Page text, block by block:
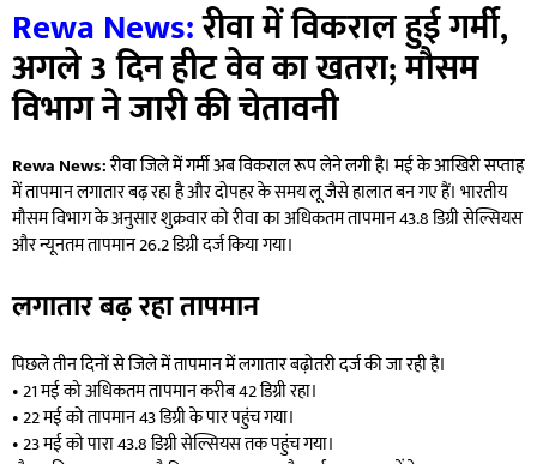
Rewa News:रीवा में विकराल हुई गर्मी,
अगले 3 दिन हीट वेव का खतरा; मौसम
विभाग ने जारी की चेतावनी
Rewa News:रीवा जिले में गर्मी अब विकराल रूप लेने लगी है। मई के आखिरी सप्ताह
में तापमान लगातार बढ़ रहा है और दोपहर के समय लू जैसे हालात बन गए हैं। भारतीय
मौसम विभाग के अनुसार शुक्रवार को रीवा का अधिकतम तापमान 43.8 डिग्री सेल्सियस
और न्यूनतम तापमान 26.2 डिग्री दर्ज किया गया।
लगातार बढ़ रहा तापमान
पिछले तीन दिनों से जिले में तापमान में लगातार बढ़ोतरी दर्ज की जा रही है।
• 21 मई को अधिकतम तापमान करीब 42 डिग्री रहा।
• 22 मई को तापमान 43 डिग्री के पार पहुंच गया।
• 23 मई को पारा 43.8 डिग्री सेल्सियस तक पहुंच गया।